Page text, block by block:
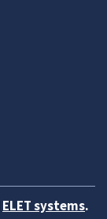
ELET systems.